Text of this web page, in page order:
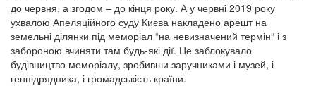
до червня, а згодом – до кінця року. А у червні 2019 року
ухвалою Апеляційного суду Києва накладено арешт на
земельні ділянки під меморіал “на невизначений термін“ і з
забороною вчиняти там будь-які дії. Це заблокувало
будівництво меморіалу, зробивши заручниками і музей, і
генпідрядника, і громадськість країни.